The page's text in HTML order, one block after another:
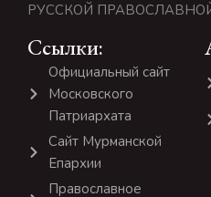
РУССКОЙ
Ссылки:
Официальный сайт
Московского
Патриархата
Сайт Мурманской
Епархии
Православное